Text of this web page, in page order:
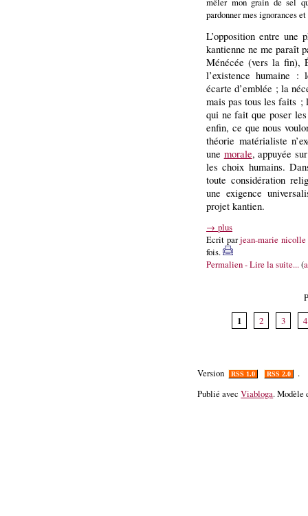
pardonner mes ignorances
L’opposition entre
kantienne ne me paraît
Ménécée (vers la fin),
l’existence humaine
écarte d’emblée ; la
mais pas tous les faits ;
qui ne fait que poser
enfin, ce que nous
théorie matérialiste
une morale, appuyée
les choix humains.
toute considération
une exigence
projet kantien.
→ plus
Ecrit parjean-marie nicolle
fois.
Permalien - Lire la suite...(
1
2 3 4
Version RSS 1.0 RSS 2.0
.
Publié avecViabloga. Modèle